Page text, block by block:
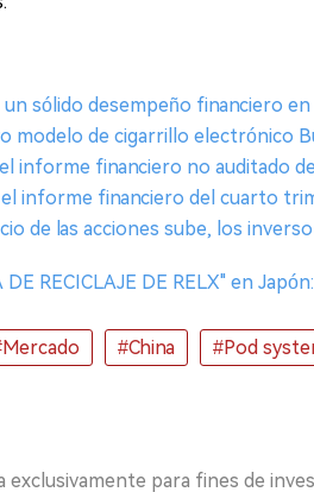
sólido desempeño financiero
modelo de cigarrillo electrónico
informe financiero no auditado
informe financiero del cuarto
de las acciones sube, los
DE RECICLAJE DE RELX" en
#China
#Pod
para fines de